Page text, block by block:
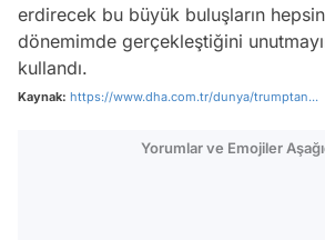
erdirecek bu büyük buluşların
dönemimde gerçekleştiğini
kullandı.
Kaynak: https://www.dha.com.tr/dunya/trumptan...
Yorumlar ve Emojiler